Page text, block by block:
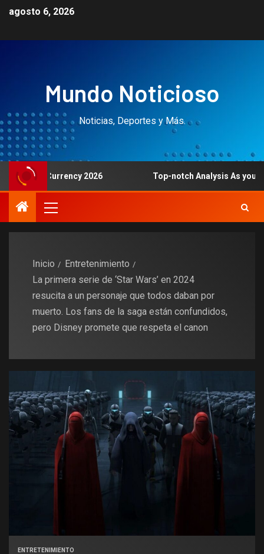
agosto 6, 2026
Mundo Noticioso
Noticias, Deportes y Más.
Currency 2026 Top-notch Analysis As you are able
Inicio
Entretenimiento
La primera serie de ‘Star Wars’ en 2024
resucita a un personaje que todos daban por
muerto. Los fans de la saga están confundidos,
pero Disney promete que respeta el canon
ENTRETENIMIENTO